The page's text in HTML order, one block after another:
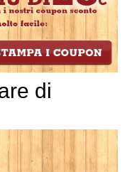
di